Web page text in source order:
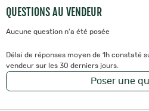
QUESTIONS AU VENDEUR
Aucune question n'a été posée
Délai de réponses moyen de 1h constaté
vendeur sur les 30 derniers jours.
Poser une